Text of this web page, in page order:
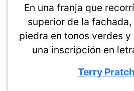
En una franja que
superior de la
piedra en tonos verdes y
una inscripción en
Terry